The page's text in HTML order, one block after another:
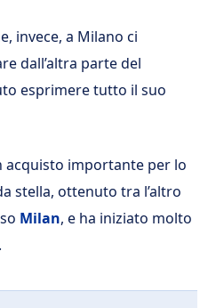
invece, a Milano ci
dall’altra parte del
esprimere tutto il suo
acquisto importante per lo
stella, ottenuto tra l’altro
Milan, e ha iniziato molto